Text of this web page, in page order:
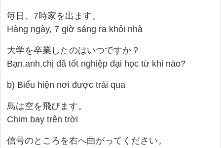
毎日、7時家を出ます。
Hàng ngày, 7 giờ sáng ra khỏi nhà
大学を卒業したのはいつですか？
Bạn,anh,chị đã tốt nghiệp đại học từ khi nào?
b) Biểu hiện nơi được trải qua
鳥は空を飛びます。
Chim bay trên trời
信号のところを右へ曲がってください。